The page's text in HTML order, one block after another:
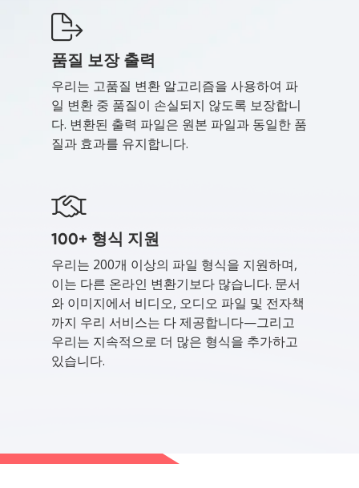
품질 보장 출력
우리는 고품질 변환 알고리즘을 사용하여 파
일 변환 중 품질이 손실되지 않도록 보장합니
다. 변환된 출력 파일은 원본 파일과 동일한 품
질과 효과를 유지합니다.
100+ 형식 지원
우리는 200개 이상의 파일 형식을 지원하며,
이는 다른 온라인 변환기보다 많습니다. 문서
와 이미지에서 비디오, 오디오 파일 및 전자책
까지 우리 서비스는 다 제공합니다—그리고
우리는 지속적으로 더 많은 형식을 추가하고
있습니다.